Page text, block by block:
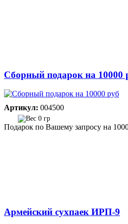
Сборный подарок на 10000
Артикул: 004500
0 гр
Подарок по Вашему запросу на
Армейский сухпаек ИРП-9